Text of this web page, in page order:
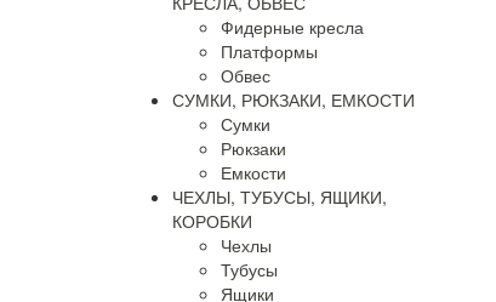
Фидерные кресла
Платформы
Обвес
СУМКИ, РЮКЗАКИ, ЕМКОСТИ
Сумки
Рюкзаки
Емкости
ЧЕХЛЫ, ТУБУСЫ, ЯЩИКИ,
КОРОБКИ
Чехлы
Тубусы
Ящики